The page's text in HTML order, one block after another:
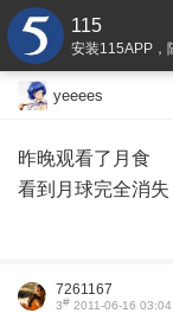
115
安装115APP，
yeeees
昨晚观看了月食
看到月球完全消失
7261167
3# 2011-06-16 03:04